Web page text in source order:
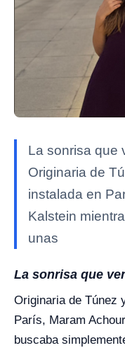
La sonrisa que
Originaria de
instalada en
Kalstein
unas
La sonrisa que
Originaria de Túnez
París, Maram
buscaba